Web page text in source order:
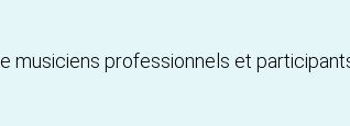
musiciens professionnels et